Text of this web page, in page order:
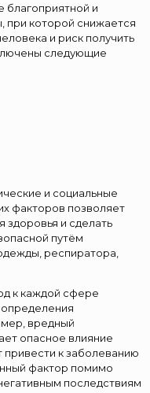
благоприятной и
при которой снижается
и риск получить
следующие
и социальные
факторов позволяет
здоровья и сделать
путём
респиратора,
к каждой сфере
вредный
опасное влияние
к заболеванию
фактор помимо
последствиям